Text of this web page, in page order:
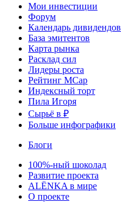
Мои инвестиции
Форум
Календарь дивидендов
База эмитентов
Карта рынка
Расклад сил
Лидеры роста
Рейтинг MCap
Индексный торт
Пила Игоря
Сырьё в ₽
Больше инфографики
Блоги
100%-ный шоколад
Развитие проекта
ALЁNKA в мире
О проекте